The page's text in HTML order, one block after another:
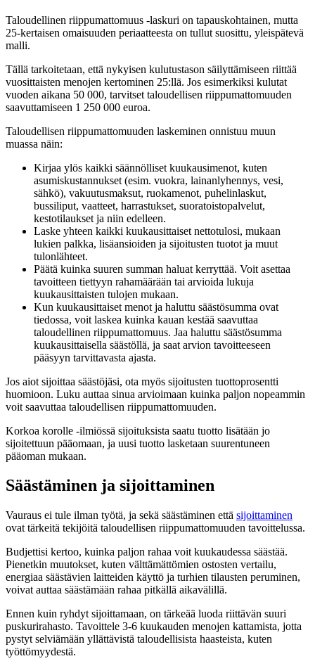
Taloudellinen riippumattomuus -laskuri on tapauskohtainen, mutta
25-kertaisen omaisuuden periaatteesta on tullut suosittu, yleispätevä
malli.
Tällä tarkoitetaan, että nykyisen kulutustason säilyttämiseen riittää
vuosittaisten menojen kertominen 25:llä. Jos esimerkiksi kulutat
vuoden aikana 50 000, tarvitset taloudellisen riippumattomuuden
saavuttamiseen 1 250 000 euroa.
Taloudellisen riippumattomuuden laskeminen onnistuu muun
muassa näin:
Kirjaa ylös kaikki säännölliset kuukausimenot, kuten
asumiskustannukset (esim. vuokra, lainanlyhennys, vesi,
sähkö), vakuutusmaksut, ruokamenot, puhelinlaskut,
bussiliput, vaatteet, harrastukset, suoratoistopalvelut,
kestotilaukset ja niin edelleen.
Laske yhteen kaikki kuukausittaiset nettotulosi, mukaan
lukien palkka, lisäansioiden ja sijoitusten tuotot ja muut
tulonlähteet.
Päätä kuinka suuren summan haluat kerryttää. Voit asettaa
tavoitteen tiettyyn rahamäärään tai arvioida lukuja
kuukausittaisten tulojen mukaan.
Kun kuukausittaiset menot ja haluttu säästösumma ovat
tiedossa, voit laskea kuinka kauan kestää saavuttaa
taloudellinen riippumattomuus. Jaa haluttu säästösumma
kuukausittaisella säästöllä, ja saat arvion tavoitteeseen
pääsyyn tarvittavasta ajasta.
Jos aiot sijoittaa säästöjäsi, ota myös sijoitusten tuottoprosentti
huomioon. Luku auttaa sinua arvioimaan kuinka paljon nopeammin
voit saavuttaa taloudellisen riippumattomuuden.
Korkoa korolle -ilmiössä sijoituksista saatu tuotto lisätään jo
sijoitettuun pääomaan, ja uusi tuotto lasketaan suurentuneen
pääoman mukaan.
Säästäminen ja sijoittaminen
Vauraus ei tule ilman työtä, ja sekä säästäminen että sijoittaminen
ovat tärkeitä tekijöitä taloudellisen riippumattomuuden tavoittelussa.
Budjettisi kertoo, kuinka paljon rahaa voit kuukaudessa säästää.
Pienetkin muutokset, kuten välttämättömien ostosten vertailu,
energiaa säästävien laitteiden käyttö ja turhien tilausten peruminen,
voivat auttaa säästämään rahaa pitkällä aikavälillä.
Ennen kuin ryhdyt sijoittamaan, on tärkeää luoda riittävän suuri
puskurirahasto. Tavoittele 3-6 kuukauden menojen kattamista, jotta
pystyt selviämään yllättävistä taloudellisista haasteista, kuten
työttömyydestä.